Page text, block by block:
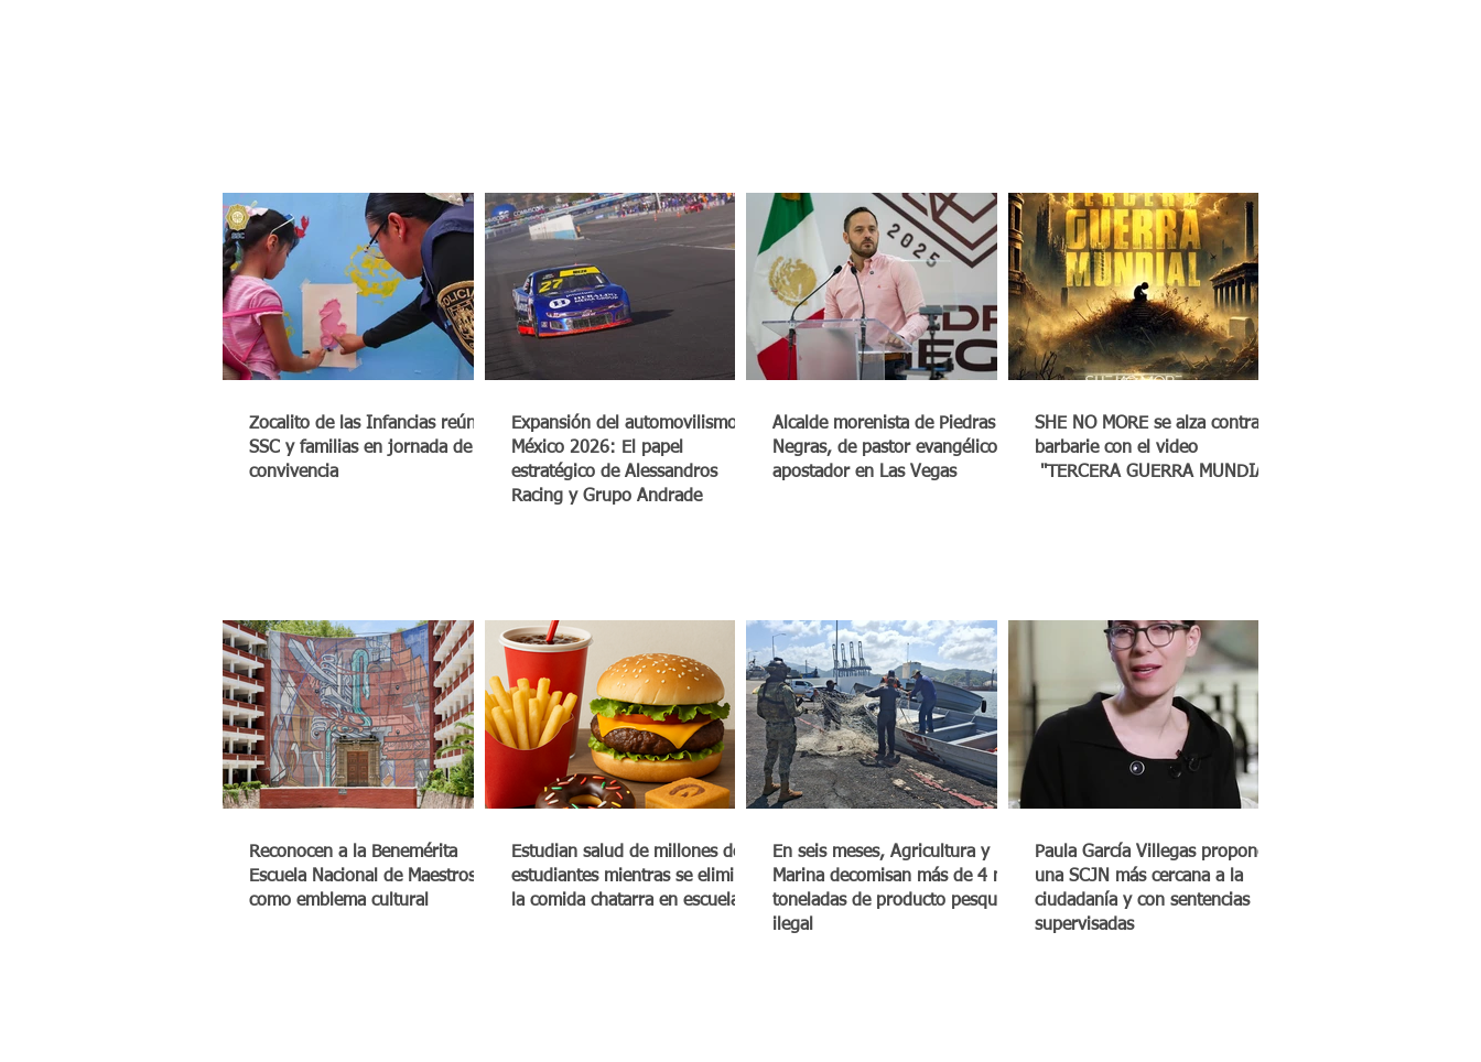
Zocalito de las Infancias reúne a
SSC y familias en jornada de
convivencia
Expansión del automovilismo en
México 2026: El papel
estratégico de Alessandros
Racing y Grupo Andrade
Alcalde morenista de Piedras
Negras, de pastor evangélico a
apostador en Las Vegas
SHE NO MORE se alza contra la
barbarie con el video
"TERCERA GUERRA MUNDIAL"
Reconocen a la Benemérita
Escuela Nacional de Maestros
como emblema cultural
Estudian salud de millones de
estudiantes mientras se elimina
la comida chatarra en escuelas
En seis meses, Agricultura y
Marina decomisan más de 4 mil
toneladas de producto pesquero
ilegal
Paula García Villegas propone
una SCJN más cercana a la
ciudadanía y con sentencias
supervisadas